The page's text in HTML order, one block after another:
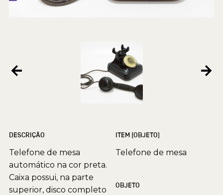
DESCRIÇÃO
Telefone de mesa
automático na cor preta.
Caixa possui, na parte
superior, disco completo
ITEM (OBJETO)
Telefone de mesa
OBJETO